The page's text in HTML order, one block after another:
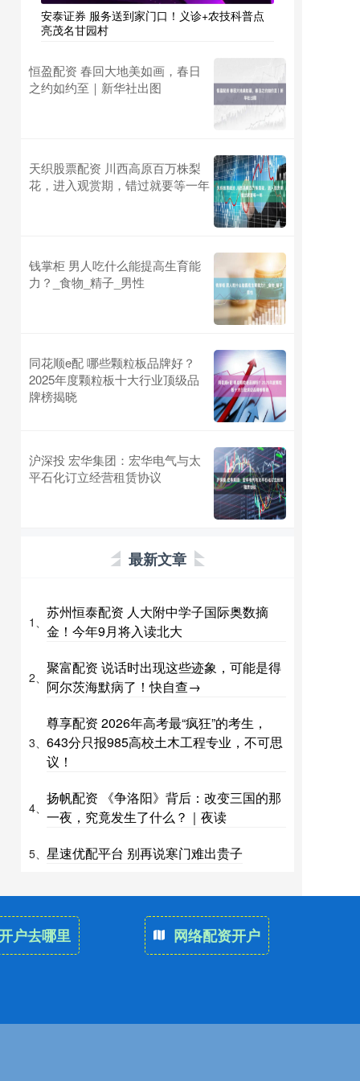
安泰证券 服务送到家门口！义诊+农技科普点
亮茂名甘园村
恒盈配资 春回大地美如画，春日
之约如约至｜新华社出图
天织股票配资 川西高原百万株梨
花，进入观赏期，错过就要等一年
钱掌柜 男人吃什么能提高生育能
力？_食物_精子_男性
同花顺e配 哪些颗粒板品牌好？
2025年度颗粒板十大行业顶级品
牌榜揭晓
沪深投 宏华集团：宏华电气与太
平石化订立经营租赁协议
最新文章
1、
苏州恒泰配资 人大附中学子国际奥数摘
金！今年9月将入读北大
2、
聚富配资 说话时出现这些迹象，可能是得
阿尔茨海默病了！快自查→
3、
尊享配资 2026年高考最“疯狂”的考生，
643分只报985高校土木工程专业，不可思
议！
4、
扬帆配资 《争洛阳》背后：改变三国的那
一夜，究竟发生了什么？｜夜读
5、 星速优配平台 别再说寒门难出贵子
户去哪里 网络配资开户